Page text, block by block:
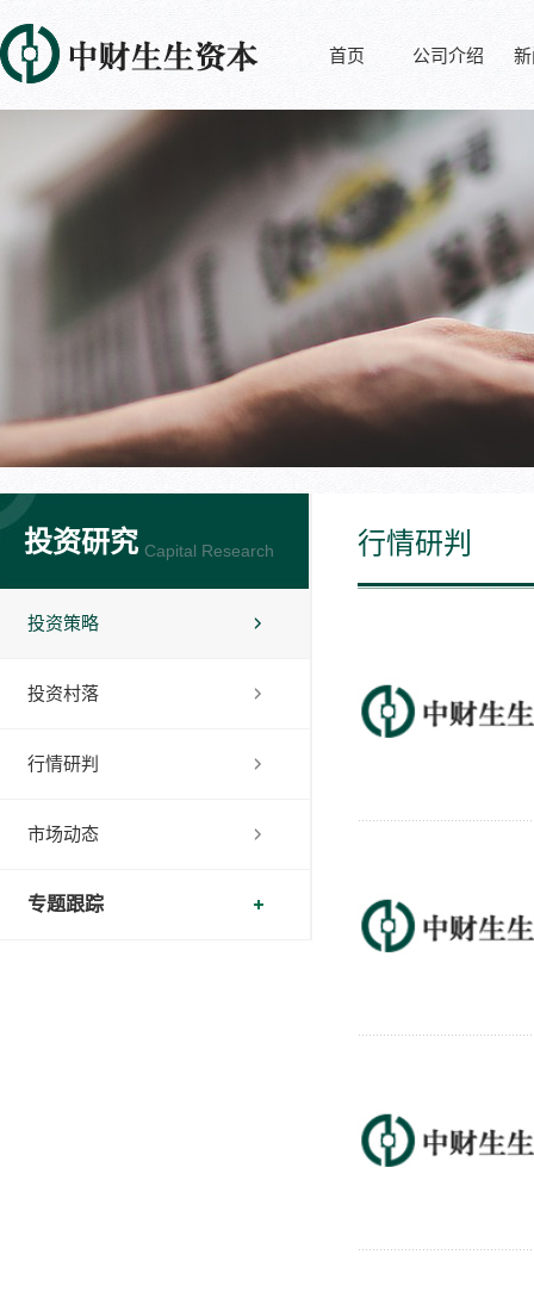
首页 公司介绍
投资研究 Capital Research
投资策略
投资村落
行情研判
市场动态
专题跟踪
行情研判